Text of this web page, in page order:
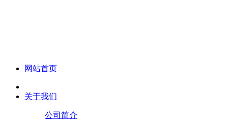
网站首页
关于我们
公司简介